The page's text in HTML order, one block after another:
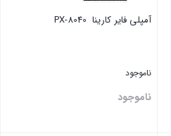
آمپلی فایر ‏کارینا ‏ PX-8040
ناموجود
ناموجود